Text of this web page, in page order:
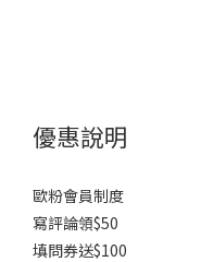
優惠說明
歐粉會員制度
寫評論領$50
填問券送$100